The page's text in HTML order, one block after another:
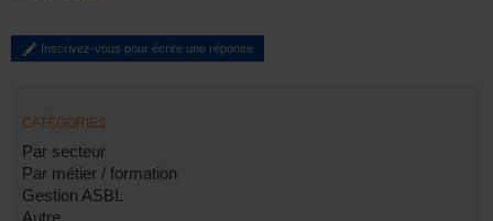
Inscrivez-vous pour écrire une réponse
CATÉGORIES
Par secteur
Par métier / formation
Gestion ASBL
Autre